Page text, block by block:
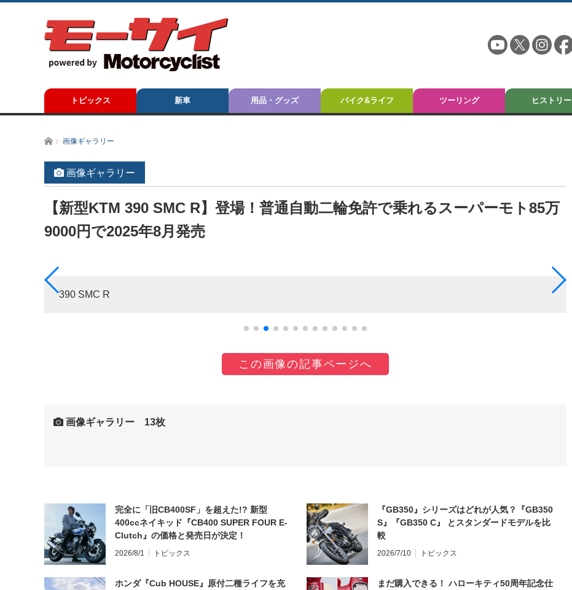
トピックス 新車 用品・グッズ バイク&ライフ ツーリング ヒストリー
ホーム画像ギャラリー
画像ギャラリー
【新型KTM 390 SMC R】登場！普通自動二輪免許で乗れるスーパーモト85万
9000円で2025年8月発売
390 SMC R
この画像の記事ページへ
画像ギャラリー 13枚
完全に「旧CB400SF」を超えた!? 新型
400ccネイキッド『CB400 SUPER FOUR E-
Clutch』の価格と発売日が決定！
2026/8/1 トピックス
『GB350』シリーズはどれが人気？『GB350
S』『GB350 C』 とスタンダードモデルを比
較
2026/7/10 トピックス
ホンダ『Cub HOUSE』原付二種ライフを充
まだ購入できる！ ハローキティ50周年記念仕